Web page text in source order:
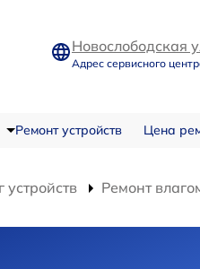
Новослободская
Адрес сервисного
Ремонт устройств Цена
устройств Ремонт